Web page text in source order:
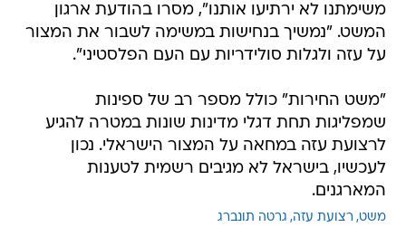
משימתנו לא ירתיעו אותנו", מסרו בהודעת ארגון
המשט. "נמשיך בנחישות במשימה לשבור את המצור
על עזה ולגלות סולידריות עם העם הפלסטיני".
"משט החירות" כולל מספר רב של ספינות
שמפליגות תחת דגלי מדינות שונות במטרה להגיע
לרצועת עזה במחאה על המצור הישראלי. נכון
לעכשיו, בישראל לא מגיבים רשמית לטענות
המארגנים.
משט רצועת עזה גרטה תונברג